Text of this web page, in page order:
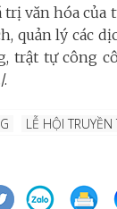
trị văn hóa của
quản lý các
trật tự công
LỄ HỘI